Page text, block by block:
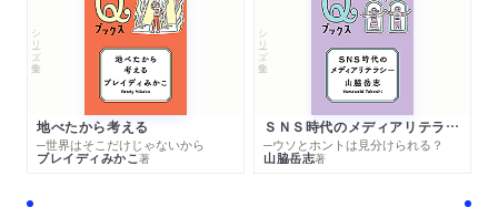
シリーズ・全集
地べたから考える
─世界はそこだけじゃないから
ブレイディみかこ著
シリーズ・全集
ＳＮＳ時代のメディアリテラシー
─ウソとホントは見分けられる？
山脇岳志著